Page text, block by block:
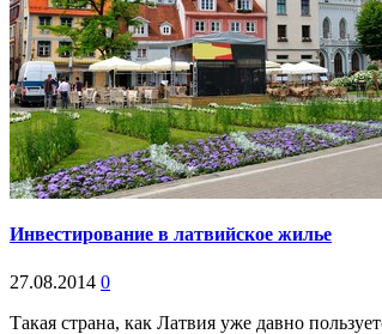
Инвестирование в латвийское жилье
27.08.2014 0
Такая страна, как Латвия уже давно